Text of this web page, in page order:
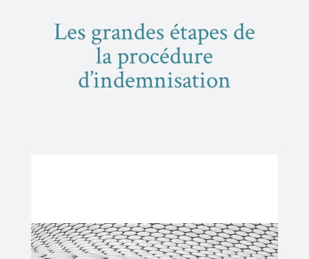
Les grandes étapes de
la procédure
d’indemnisation